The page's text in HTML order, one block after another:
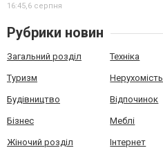
16:45,6 серпня
Рубрики новин
Загальний розділ Техніка
Туризм Нерухомість
Будівництво Відпочинок
Бізнес Меблі
Жіночий розділ Інтернет